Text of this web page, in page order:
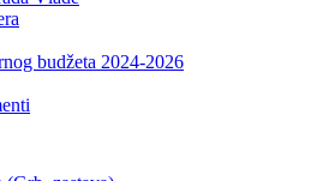
Vlade
budžeta 2024-2026